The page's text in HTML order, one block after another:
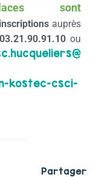
sont
auprès
03.21.90.91.10ou
Partager